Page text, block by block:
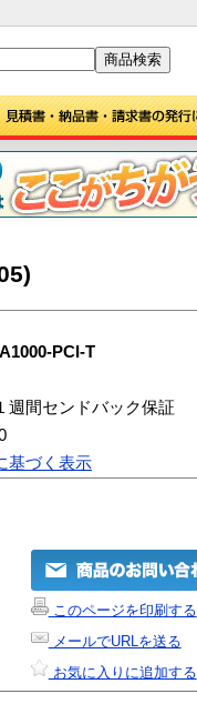
PCI-T
週間センドバック保証
基づく表示
このページを印刷する
メールでURLを送る
お気に入りに追加する